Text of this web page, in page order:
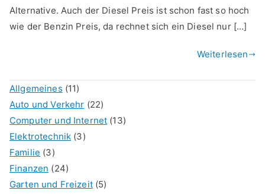
Alternative. Auch der Diesel Preis ist schon fast so hoch
wie der Benzin Preis, da rechnet sich ein Diesel nur […]
Weiterlesen
Allgemeines (11)
Auto und Verkehr (22)
Computer und Internet (13)
Elektrotechnik (3)
Familie (3)
Finanzen (24)
Garten und Freizeit(5)